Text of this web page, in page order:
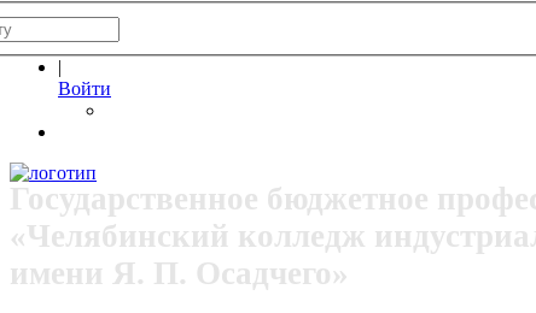
|
Войти
Государственное бюджетное
«Челябинский колледж
имени Я. П. Осадчего»